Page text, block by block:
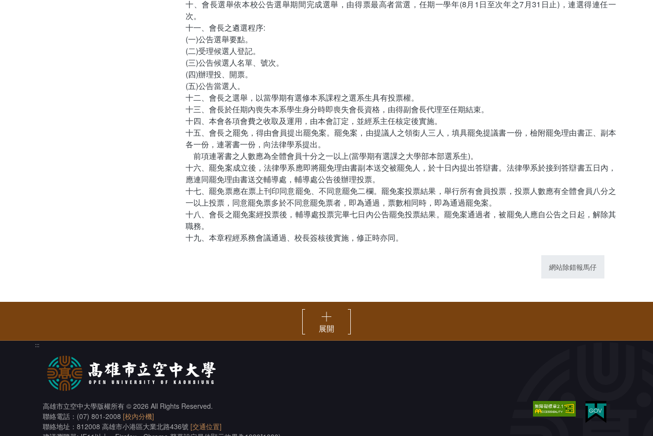
十、會長選舉依本校公告選舉期間完成選舉，由得票最高者當選，任期一學年(8月1日至次年之7月31日止)，連選得連任一
次。
十一、會長之遴選程序:
(一)公告選舉要點。
(二)受理候選人登記。
(三)公告候選人名單、號次。
(四)辦理投、開票。
(五)公告當選人。
十二、會長之選舉，以當學期有選修本系課程之選系生具有投票權。
十三、會長於任期內喪失本系學生身分時即喪失會長資格，由得副會長代理至任期結束。
十四、本會各項會費之收取及運用，由本會訂定，並經系主任核定後實施。
十五、會長之罷免，得由會員提出罷免案。罷免案，由提議人之領銜人三人，填具罷免提議書一份，檢附罷免理由書正、副本
各一份，連署書一份，向法律學系提出。
前項連署書之人數應為全體會員十分之一以上(當學期有選課之大學部本部選系生)。
十六、罷免案成立後，法律學系應即將罷免理由書副本送交被罷免人，於十日內提出答辯書。法律學系於接到答辯書五日內，
應連同罷免理由書送交輔導處，輔導處公告後辦理投票。
十七、罷免票應在票上刊印同意罷免、不同意罷免二欄。罷免案投票結果，舉行所有會員投票，投票人數應有全體會員八分之
一以上投票，同意罷免票多於不同意罷免票者，即為通過，票數相同時，即為通過罷免案。
十八、會長之罷免案經投票後，輔導處投票完畢七日內公告罷免投票結果。罷免案通過者，被罷免人應自公告之日起，解除其
職務。
十九、本章程經系務會議通過、校長簽核後實施，修正時亦同。
網站除錯報馬仔
展開
:::
高雄市立空中大學版權所有 © 2026 All Rights Reserved.
聯絡電話：(07) 801-2008 [校內分機]
聯絡地址：812008 高雄市小港區大業北路436號 [交通位置]